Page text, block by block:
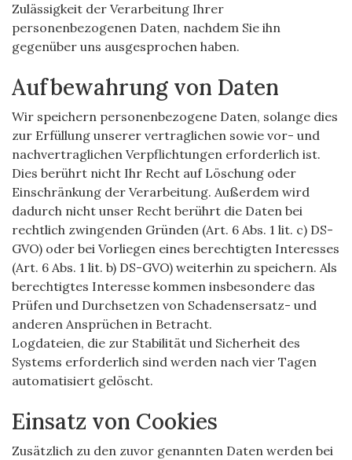
Zulässigkeit der Verarbeitung Ihrer
personenbezogenen Daten, nachdem Sie ihn
gegenüber uns ausgesprochen haben.
Aufbewahrung von Daten
Wir speichern personenbezogene Daten, solange dies
zur Erfüllung unserer vertraglichen sowie vor- und
nachvertraglichen Verpflichtungen erforderlich ist.
Dies berührt nicht Ihr Recht auf Löschung oder
Einschränkung der Verarbeitung. Außerdem wird
dadurch nicht unser Recht berührt die Daten bei
rechtlich zwingenden Gründen (Art. 6 Abs. 1 lit. c) DS-
GVO) oder bei Vorliegen eines berechtigten Interesses
(Art. 6 Abs. 1 lit. b) DS-GVO) weiterhin zu speichern. Als
berechtigtes Interesse kommen insbesondere das
Prüfen und Durchsetzen von Schadensersatz- und
anderen Ansprüchen in Betracht.
Logdateien, die zur Stabilität und Sicherheit des
Systems erforderlich sind werden nach vier Tagen
automatisiert gelöscht.
Einsatz von Cookies
Zusätzlich zu den zuvor genannten Daten werden bei